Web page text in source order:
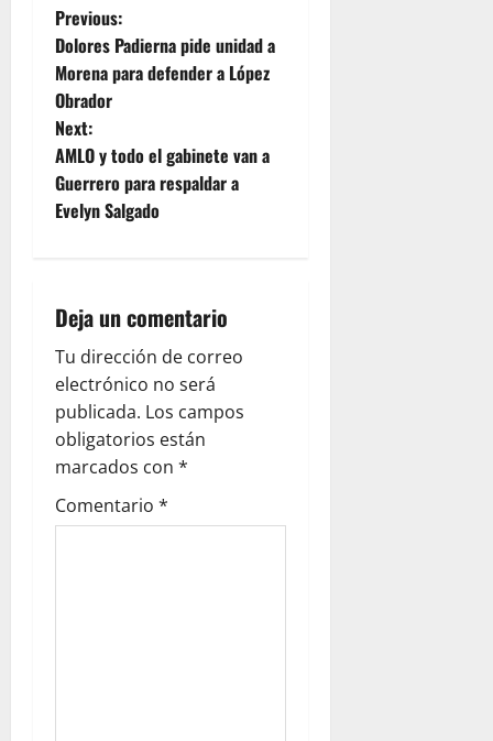
P
o
s
t
n
v
i
g
a
t
i
Previous:
Dolores Padierna pide unidad a
Morena para defender a López
Obrador
Next:
AMLO y todo el gabinete van a
Guerrero para respaldar a
Evelyn Salgado
Deja un comentario
Tu dirección de correo
electrónico no será
publicada. Los campos
obligatorios están
marcados con *
Comentario *